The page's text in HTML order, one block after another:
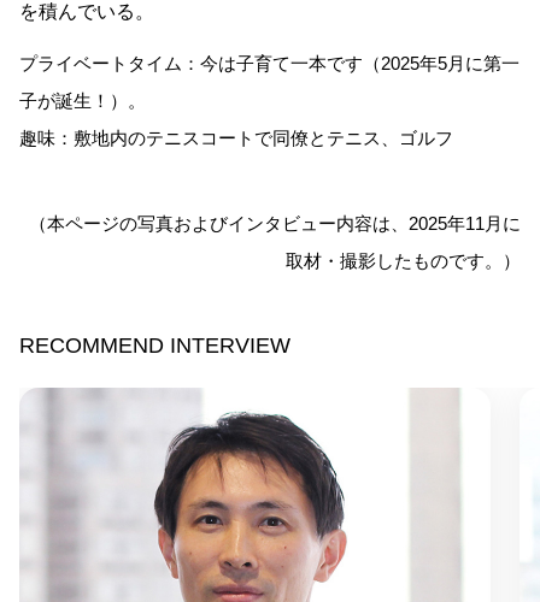
を積んでいる。
プライベートタイム：今は子育て一本です（2025年5月に第一
子が誕生！）。
趣味：敷地内のテニスコートで同僚とテニス、ゴルフ
（本ページの写真およびインタビュー内容は、2025年11月に
取材・撮影したものです。）
RECOMMEND INTERVIEW